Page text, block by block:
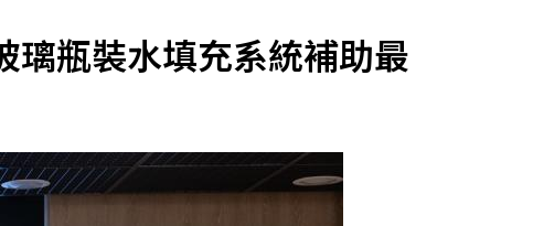
璃瓶裝水填充系統補助最